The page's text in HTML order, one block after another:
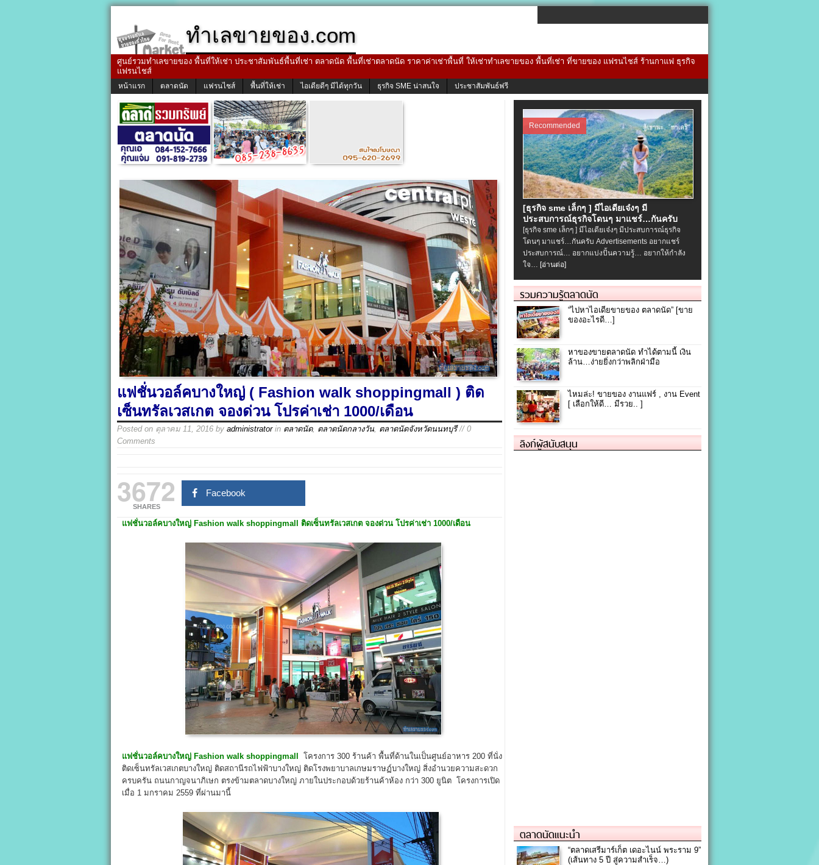
ทำเลขายของ.com
ศูนย์รวมทำเลขายของ พื้นที่ให้เช่า ประชาสัมพันธ์พื้นที่เช่า ตลาดนัด พื้นที่เช่าตลาดนัด ราคาค่าเช่าพื้นที่ ให้เช่าทำเลขายของ พื้นที่เช่า ที่ขายของ แฟรนไชส์ ร้านกาแฟ ธุรกิจ
แฟรนไชส์
หน้าแรก ตลาดนัด แฟรนไชส์ พื้นที่ให้เช่า ไอเดียดีๆ มีได้ทุกวัน ธุรกิจ SME น่าสนใจ ประชาสัมพันธ์ฟรี
แฟชั่นวอล์คบางใหญ่ ( Fashion walk shoppingmall ) ติด
เซ็นทรัลเวสเกต จองด่วน โปรค่าเช่า 1000/เดือน
Posted on ตุลาคม 11, 2016 by administratorin ตลาดนัด, ตลาดนัดกลางวัน ตลาดนัดจังหวัดนนทบุรี// 0
Comments
3672
SHARES
Facebook
แฟชั่นวอล์คบางใหญ่ Fashion walk shoppingmall ติดเซ็นทรัลเวสเกต จองด่วน โปรค่าเช่า 1000/เดือน
แฟชั่นวอล์คบางใหญ่ Fashion walk shoppingmall โครงการ 300 ร้านค้า พื้นที่ด้านในเป็นศูนย์อาหาร 200 ที่นั่ง
ติดเซ็นทรัลเวสเกตบางใหญ่ ติดสถานีรถไฟฟ้าบางใหญ่ ติดโรงพยาบาลเกษมราษฏ์บางใหญ่ สิ่งอำนวยความสะดวก
ครบครัน ถนนกาญจนาภิเษก ตรงข้ามตลาดบางใหญ่ ภายในประกอบด้วยร้านค้าห้อง กว่า 300 ยูนิต โครงการเปิด
เมื่อ 1 มกราคม 2559 ที่ผ่านมานี้
Recommended
[ธุรกิจ sme เล็กๆ ] มีไอเดียเจ๋งๆ มี
ประสบการณ์ธุรกิจโดนๆ มาแชร์…กันครับ
[ธุรกิจ sme เล็กๆ ] มีไอเดียเจ๋งๆ มีประสบการณ์ธุรกิจ
โดนๆ มาแชร์…กันครับ Advertisements อยากแชร์
ประสบการณ์… อยากแบ่งปั้นความรู้… อยากให้กำลัง
ใจ… [อ่านต่อ]
รวมความรู้ตลาดนัด
“ไปหาไอเดียขายของ ตลาดนัด” [ขาย
ของอะไรดี…]
หาของขายตลาดนัด ทำได้ตามนี้ เงิน
ล้าน…ง่ายยิ่งกว่าพลิกฝ่ามือ
ไหมล่ะ! ขายของ งานแฟร์ , งาน Event
[ เลือกให้ดี… มีรวย.. ]
ลิงก์ผู้สนับสนุน
ตลาดนัดแนะนำ
“ตลาดเสรีมาร์เก็ต เดอะไนน์ พระราม 9”
(เส้นทาง 5 ปี สู่ความสำเร็จ…)